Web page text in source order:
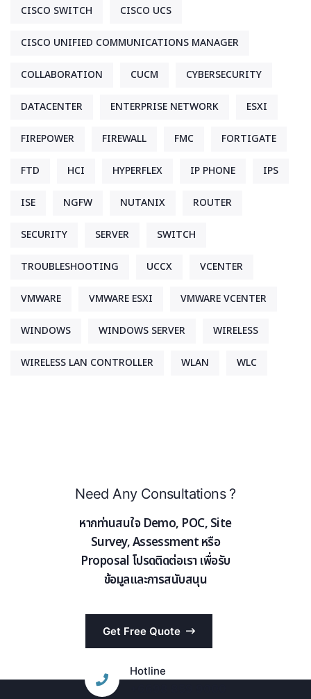
CISCO SWITCH CISCO UCS
CISCO UNIFIED COMMUNICATIONS MANAGER
COLLABORATION CUCM CYBERSECURITY
DATACENTER ENTERPRISE NETWORK ESXI
FIREPOWER FIREWALL FMC FORTIGATE
FTD HCI HYPERFLEX IP PHONE IPS
ISE NGFW NUTANIX ROUTER
SECURITY SERVER SWITCH
TROUBLESHOOTING UCCX VCENTER
VMWARE VMWARE ESXI VMWARE VCENTER
WINDOWS WINDOWS SERVER WIRELESS
WIRELESS LAN CONTROLLER WLAN WLC
Need Any Consultations ?
หากท่านสนใจ Demo, POC, Site
Survey, Assessment หรือ
Proposal โปรดติดต่อเรา เพื่อรับ
ข้อมูลและการสนับสนุน
Get Free Quote
Hotline